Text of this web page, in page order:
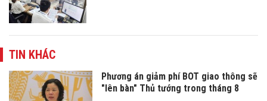
TIN KHÁC
Phương án giảm phí BOT giao thông sẽ
"lên bàn" Thủ tướng trong tháng 8